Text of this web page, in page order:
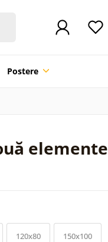
Postere
elemente
120x80 150x100